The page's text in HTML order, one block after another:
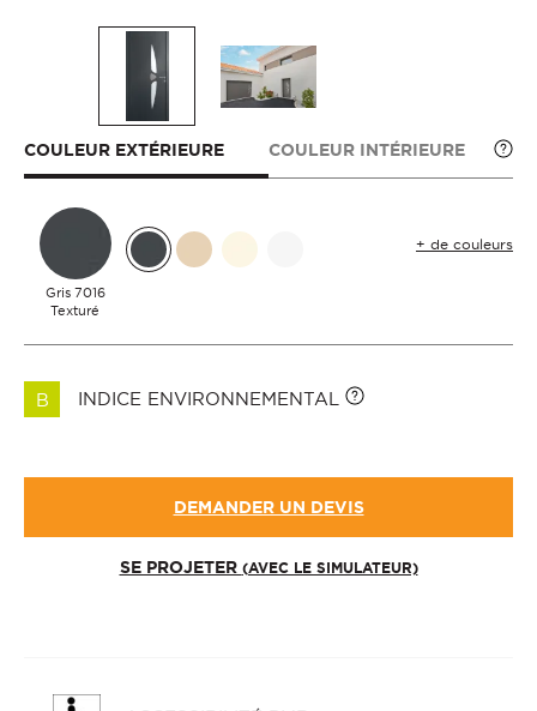
COULEUR EXTÉRIEURE COULEUR INTÉRIEURE
Gris 7016
Texturé
+ de couleurs
B INDICE ENVIRONNEMENTAL
DEMANDER UN DEVIS
SE PROJETER (AVEC LE SIMULATEUR)